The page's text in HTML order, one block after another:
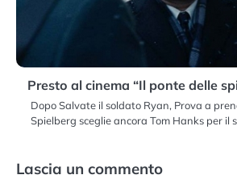
Presto al cinema “Il ponte delle
Dopo Salvate il soldato Ryan, Prova a
Spielberg sceglie ancora Tom Hanks per il
Lascia un commento